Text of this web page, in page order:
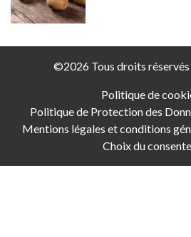
©2026 Tous droits réservés
Politique de
Politique de Protection des
Mentions légales et conditions
Choix du